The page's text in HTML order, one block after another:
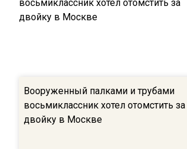
Вооруженный палками и трубами
восьмиклассник хотел отомстить за
двойку в Москве